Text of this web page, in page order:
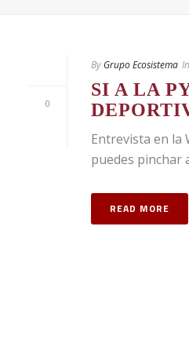
0
By Grupo Ecosistema In
SI A LA
Entrevista en la
puedes pinchar
READ MORE